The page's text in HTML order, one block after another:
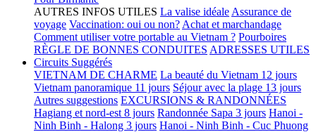
AUTRES INFOS UTILES La valise idéale Assurance de
voyage Vaccination: oui ou non? Achat et marchandage
Comment utiliser votre portable au Vietnam ? Pourboires
RÈGLE DE BONNES CONDUITES ADRESSES UTILES
Circuits Suggérés
VIETNAM DE CHARME La beauté du Vietnam 12 jours
Vietnam panoramique 11 jours Séjour avec la plage 13 jours
Autres suggestions EXCURSIONS & RANDONNÉES
Hagiang et nord-est 8 jours Randonnée Sapa 3 jours Hanoi -
Ninh Binh - Halong 3 jours Hanoi - Ninh Binh - Cuc Phuong